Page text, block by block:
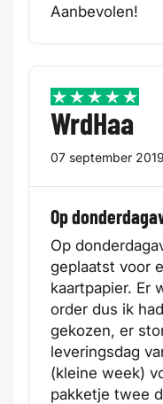
Aanbevolen!
5 / 5
WrdHaa
07 september 2019
Op
Op
geplaatst voor
kaartpapier. Er
order dus ik
gekozen, er
leveringsdag
(kleine week)
pakketje twee